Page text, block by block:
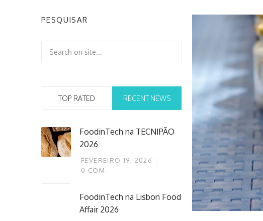
PESQUISAR
TOP RATED RECENT NEWS
FoodinTech na TECNIPÃO
2026
FEVEREIRO 19, 2026
0 COM.
FoodinTech na Lisbon Food
Affair 2026